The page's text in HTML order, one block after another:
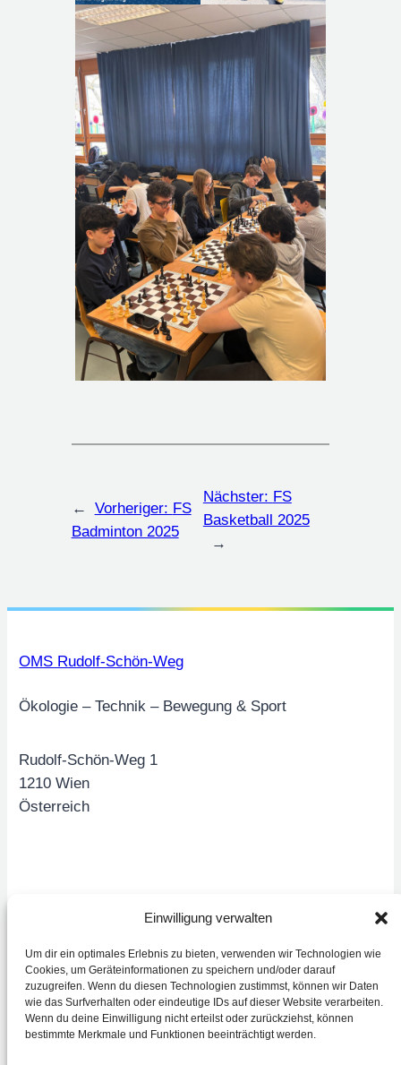
Einwilligung verwalten
Um dir ein optimales Erlebnis zu bieten, verwenden wir Technologien wie
Cookies, um Geräteinformationen zu speichern und/oder darauf
zuzugreifen. Wenn du diesen Technologien zustimmst, können wir Daten
wie das Surfverhalten oder eindeutige IDs auf dieser Website verarbeiten.
Wenn du deine Einwilligung nicht erteilst oder zurückziehst, können
bestimmte Merkmale und Funktionen beeinträchtigt werden.
← Vorheriger: FS
Badminton 2025
Nächster: FS
Basketball 2025
→
OMS Rudolf-Schön-Weg
Ökologie – Technik – Bewegung & Sport
Rudolf-Schön-Weg 1
1210 Wien
Österreich
Unser Team
Klassen
Unsere Schule
Termine